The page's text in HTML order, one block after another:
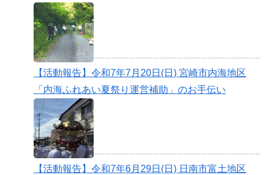
【活動報告】令和7年7月20日(日) 宮崎市内海地区
「内海ふれあい夏祭り運営補助」のお手伝い
【活動報告】令和7年6月29日(日) 日南市富土地区